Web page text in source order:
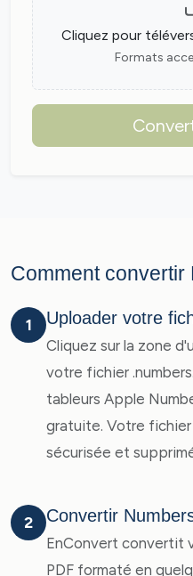
Cliquez pour
Formats
Comment convertir
1 Uploader votre
Cliquez sur la zone
votre fichier
tableurs Apple
gratuite. Votre
sécurisée et
2 Convertir
EnConvert convertit
PDF formaté en